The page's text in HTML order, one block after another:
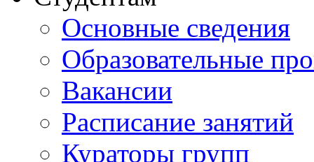
Основные сведения
Образовательные
Вакансии
Расписание занятий
Кураторы групп